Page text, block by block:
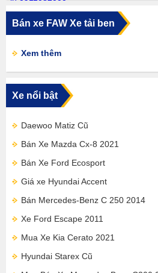
Bán xe FAW Xe tải ben
Xem thêm
Xe nổi bật
Daewoo Matiz Cũ
Bán Xe Mazda Cx-8 2021
Bán Xe Ford Ecosport
Giá xe Hyundai Accent
Bán Mercedes-Benz C 250 2014
Xe Ford Escape 2011
Mua Xe Kia Cerato 2021
Hyundai Starex Cũ